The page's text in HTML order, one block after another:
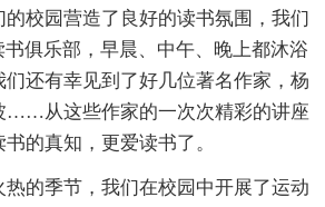
校园营造了良好的读书氛围，我们
俱乐部，早晨、中午、晚上都沐浴
还有幸见到了好几位著名作家，杨
……从这些作家的一次次精彩的讲座
的真知，更爱读书了。
热的季节，我们在校园中开展了运动